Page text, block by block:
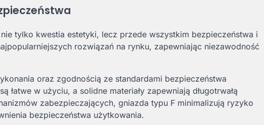
tylko kwestia estetyki, lecz przede wszystkim bezpieczeństwa i
rozwiązań na rynku, zapewniając niezawodność
oraz zgodnością ze standardami bezpieczeństwa
w użyciu, a solidne materiały zapewniają długotrwałą
zabezpieczających, gniazda typu F minimalizują ryzyko
bezpieczeństwa użytkowania.